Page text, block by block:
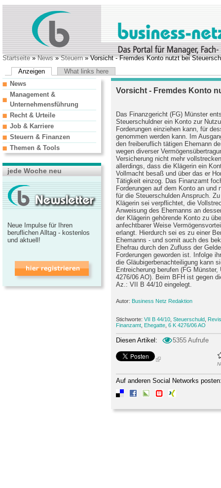
Startseite»News»Steuern» Vorsicht - Fremdes Konto nutzt bei
Anzeigen
What links here
Vorsicht - Fremdes Konto
Das Finanzgericht (FG) Münster
Steuerschuldner ein Konto zur
Forderungen einziehen kann, für
genommen werden kann. Im
den freiberuflich tätigen Ehemann
wegen diverser
Versicherung nicht mehr
allerdings, dass die Klägerin ein
Vollmacht besaß und über das er
Tätigkeit einzog. Das Finanzamt
Forderungen auf dem Konto an und
für die Steuerschulden Anspruch.
Klägerin sei verpflichtet, die
Anweisung des Ehemanns an
der Klägerin gehörende Konto zu
anfechtbarer Weise
erlangt. Hierdurch sei es zu einer
Ehemanns - und somit auch des
Ehefrau durch den Zufluss der
Forderungen geworden ist. Infolge
die Gläubigerbenachteiligung kann
Entreicherung berufen (FG
4276/06 AO). Beim BFH ist gegen
Az.: VII B 44/10 eingelegt.
Autor: Business Netz Redaktion
Stichworte: VII B 44/10 Steuerschuld
Finanzamt Ehegatte 6 K 4276/06 AO
Diesen Artikel: 5355 Aufrufe
Auf anderen Social Networks
News
Management &
Unternehmensführung
Recht & Urteile
Job & Karriere
Steuern & Finanzen
Themen & Tools
jede Woche neu
Neue Impulse für Ihren
beruflichen Alltag - kostenlos
und aktuell!